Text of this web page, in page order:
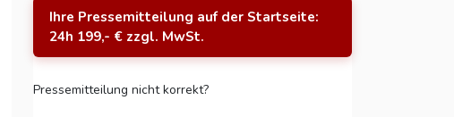
Ihre Pressemitteilung auf der Startseite:
24h 199,- € zzgl. MwSt.
Pressemitteilung nicht korrekt?